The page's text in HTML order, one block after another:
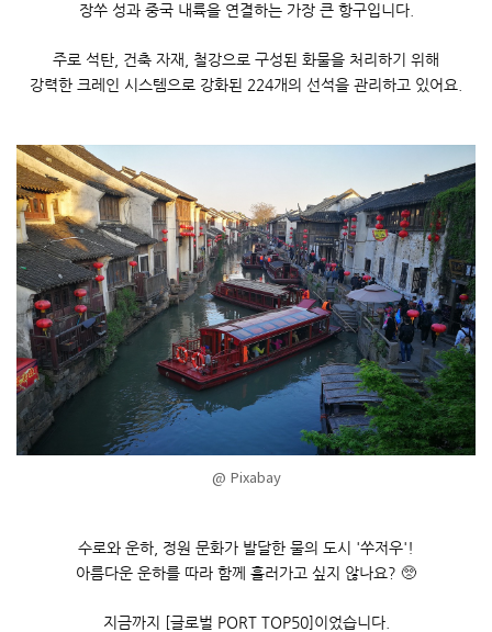
장쑤성과 중국 내륙을 연결하는 가장 큰 항구입니다.
주로 석탄 건축 자재
철강으로 구성된 화물을 처리하기 위해
강력한 크레인 시스템으로 강화된 224개의 선석을 관리하고 있어요
@ Pixabay
수로와 운하 정원 문화가 발달한 물의 도시 '쑤저우'!
아름다운 운하를 따라 함께 흘러가고 싶지 않나요? 🥺
지금까지 [글로벌 PORT TOP50]이었습니다.